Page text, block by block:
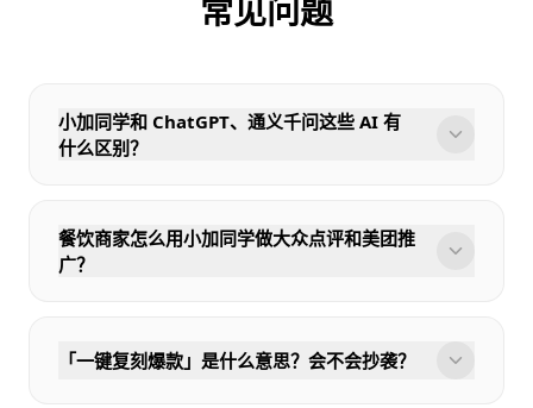
常见问题
小加同学和 ChatGPT、通义千问这些 AI 有
什么区别？
餐饮商家怎么用小加同学做大众点评和美团推
广？
「一键复刻爆款」是什么意思？会不会抄袭？